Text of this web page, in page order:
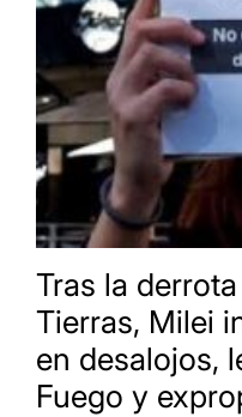
Tras la
Tierras, Milei
en desalojos,
Fuego y